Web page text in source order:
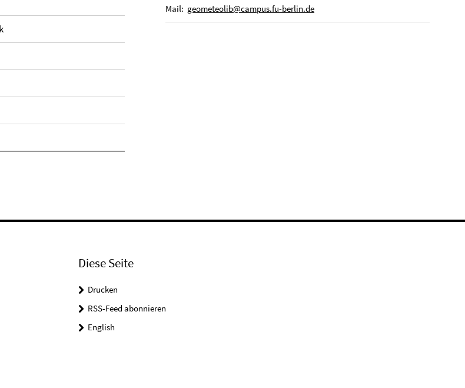
Mail: geometeolib@campus.fu-berlin.de
Diese Seite
Drucken
RSS-Feed abonnieren
English